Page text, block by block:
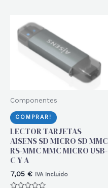
Componentes
COMPRAR!
LECTOR TARJETAS
AISENS SD MICRO SD MMC
RS-MMC MMC MICRO USB-
C Y A
7,05 € IVA Incluido